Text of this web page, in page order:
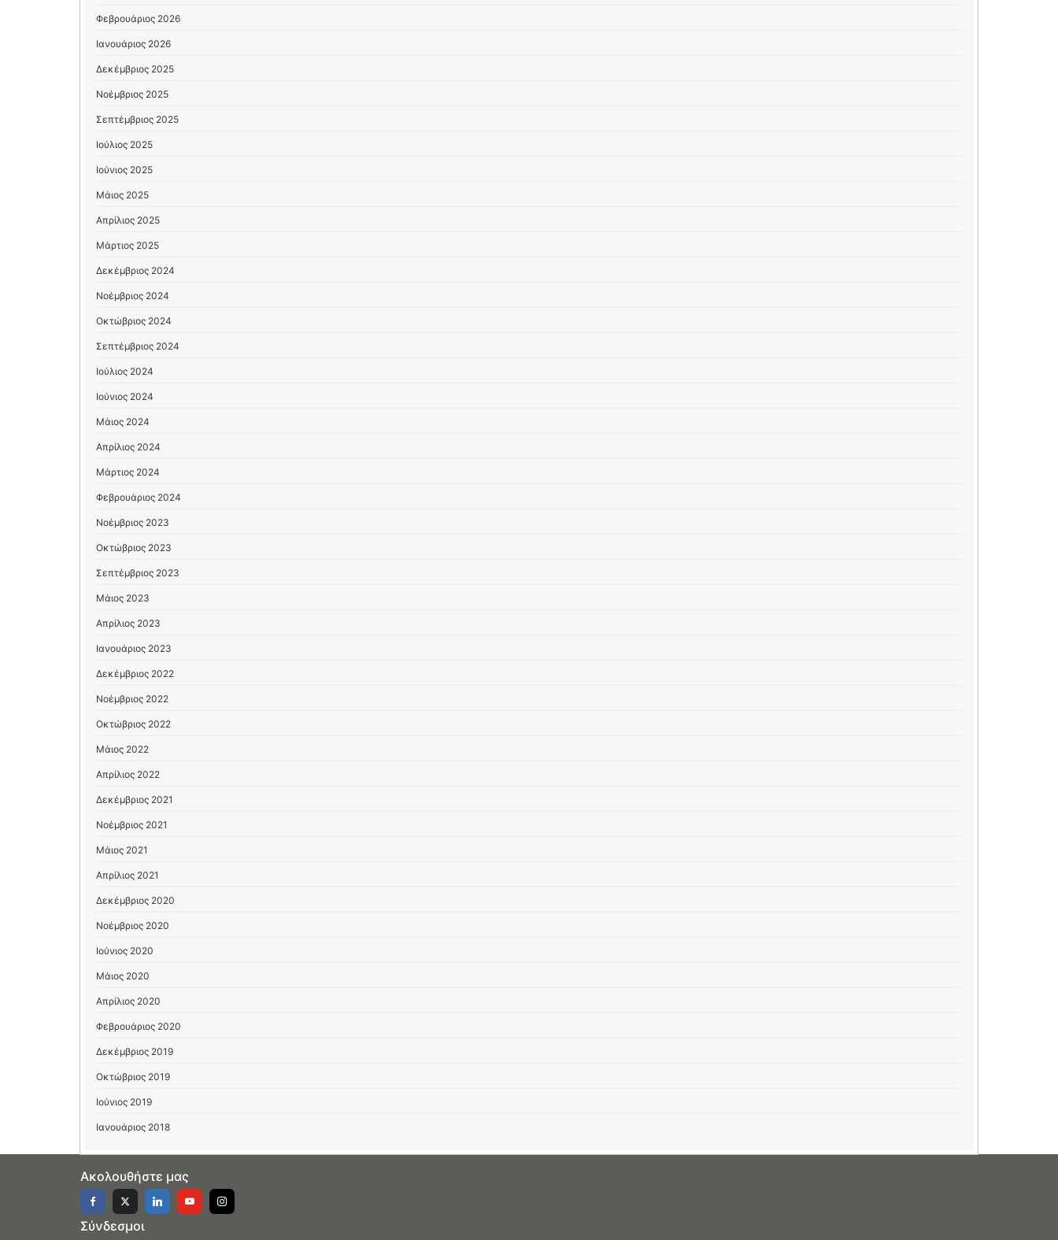
Φεβρουάριος 2026
Ιανουάριος 2026
Δεκέμβριος 2025
Νοέμβριος 2025
Σεπτέμβριος 2025
Ιούλιος 2025
Ιούνιος 2025
Μάιος 2025
Απρίλιος 2025
Μάρτιος 2025
Δεκέμβριος 2024
Νοέμβριος 2024
Οκτώβριος 2024
Σεπτέμβριος 2024
Ιούλιος 2024
Ιούνιος 2024
Μάιος 2024
Απρίλιος 2024
Μάρτιος 2024
Φεβρουάριος 2024
Νοέμβριος 2023
Οκτώβριος 2023
Σεπτέμβριος 2023
Μάιος 2023
Απρίλιος 2023
Ιανουάριος 2023
Δεκέμβριος 2022
Νοέμβριος 2022
Οκτώβριος 2022
Μάιος 2022
Απρίλιος 2022
Δεκέμβριος 2021
Νοέμβριος 2021
Μάιος 2021
Απρίλιος 2021
Δεκέμβριος 2020
Νοέμβριος 2020
Ιούνιος 2020
Μάιος 2020
Απρίλιος 2020
Φεβρουάριος 2020
Δεκέμβριος 2019
Οκτώβριος 2019
Ιούνιος 2019
Ιανουάριος 2018
Ακολουθήστε μας
Σύνδεσμοι